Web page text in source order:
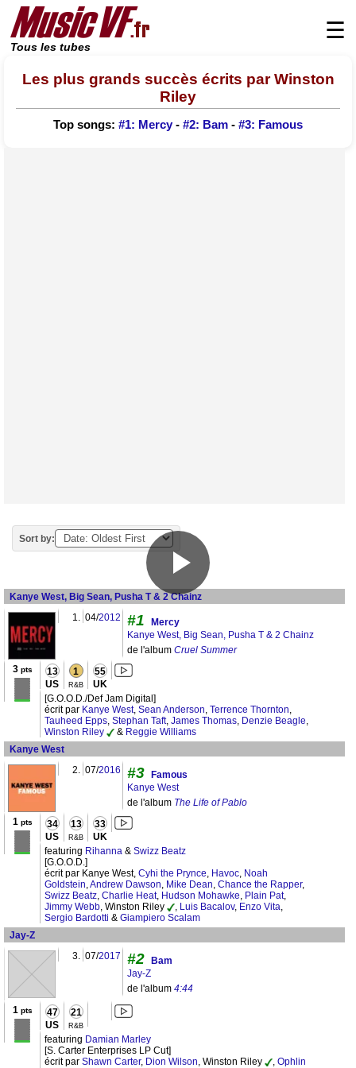
Tous les tubes
☰
Les plus grands succès écrits par Winston
Riley
Top songs: #1: Mercy - #2: Bam - #3: Famous
Sort by:
Kanye West, Big Sean, Pusha T & 2 Chainz
1. 04/2012 #1
Mercy
Kanye West, Big Sean, Pusha T & 2 Chainz
de l'album Cruel Summer
3pts 13
US
1
R&B
55
UK
[G.O.O.D./Def Jam Digital]
écrit par Kanye West, Sean Anderson, Terrence Thornton,
Tauheed Epps, Stephan Taft, James Thomas, Denzie Beagle,
Winston Riley
& Reggie Williams
Kanye West
2. 07/2016 #3
Famous
Kanye West
de l'album The Life of Pablo
1 pts 34
US
13
R&B
33
UK
featuring Rihanna & Swizz Beatz
[G.O.O.D.]
écrit par Kanye West, Cyhi the Prynce, Havoc, Noah
Goldstein,Andrew Dawson, Mike Dean, Chance the Rapper,
Swizz Beatz, Charlie Heat, Hudson Mohawke, Plain Pat,
Jimmy Webb, Winston Riley , Luis Bacalov, Enzo Vita,
Sergio Bardotti & Giampiero Scalam
Jay-Z
3. 07/2017 #2
Bam
Jay-Z
de l'album 4:44
1 pts 47
US
21
R&B
featuring Damian Marley
[S. Carter Enterprises LP Cut]
écrit par Shawn Carter, Dion Wilson, Winston Riley , Ophlin